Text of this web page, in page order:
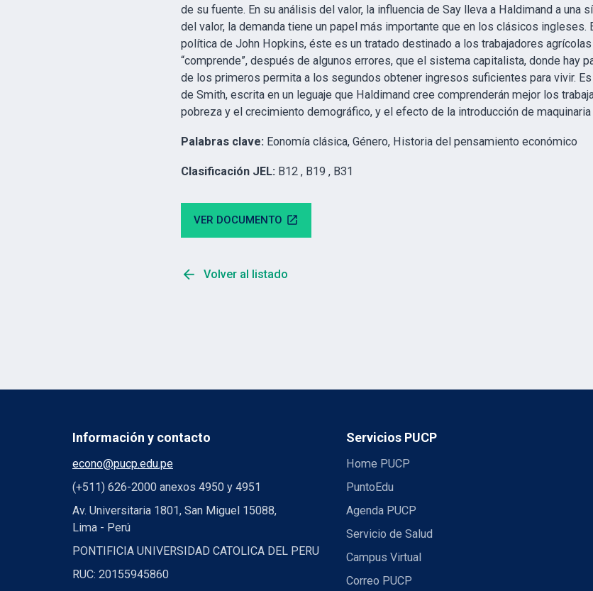
de su fuente. En su análisis del valor, la influencia de Say lleva a Haldimand a
del valor, la demanda tiene un papel más importante que en los clásicos ingleses.
política de John Hopkins, éste es un tratado destinado a los trabajadores
“comprende”, después de algunos errores, que el sistema capitalista, donde hay
de los primeros permita a los segundos obtener ingresos suficientes para vivir.
de Smith, escrita en un leguaje que Haldimand cree comprenderán mejor los
pobreza y el crecimiento demográfico, y el efecto de la introducción de
Palabras clave: Eonomía clásica, Género, Historia del pensamiento económico
Clasificación JEL: B12 , B19 , B31
VER DOCUMENTO open_in_new
arrow_back Volver al listado
Información y contacto
econo@pucp.edu.pe
(+511) 626-2000 anexos 4950 y 4951
Av. Universitaria 1801, San Miguel 15088,
Lima - Perú
PONTIFICIA UNIVERSIDAD CATOLICA DEL PERU
RUC: 20155945860
Servicios PUCP
Home PUCP
PuntoEdu
Agenda PUCP
Servicio de Salud
Campus Virtual
Correo PUCP